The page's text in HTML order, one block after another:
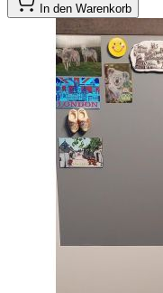
In den Warenkorb